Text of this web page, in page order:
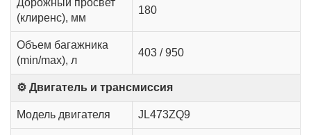
Дорожный просвет
(клиренс), мм
180
Объем багажника
(min/max), л
403 / 950
⚙️ Двигатель и трансмиссия
Модель двигателя JL473ZQ9